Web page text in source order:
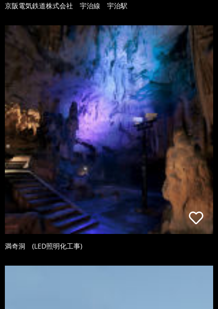
京阪電気鉄道株式会社 宇治線 宇治駅
満奇洞 (LED照明化工事)